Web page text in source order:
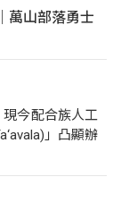
萬山部落勇士
今配合族人工
」凸顯辦